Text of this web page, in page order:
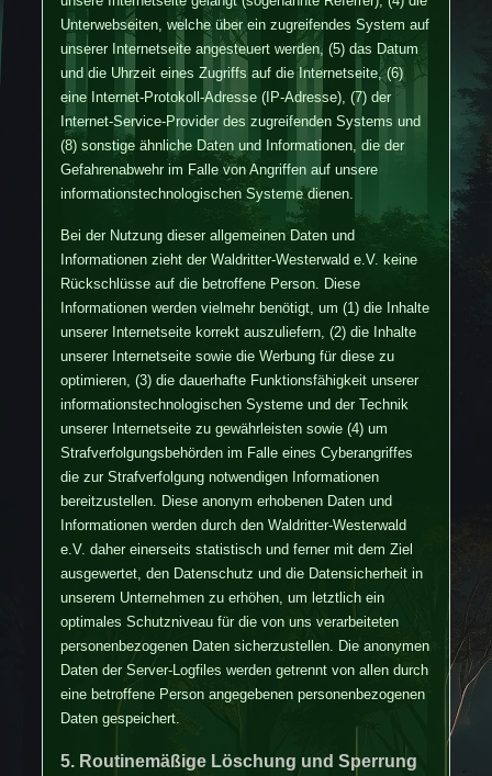
Unterwebseiten, welche über ein zugreifendes System auf
unserer Internetseite angesteuert werden, (5) das Datum
und die Uhrzeit eines Zugriffs auf die Internetseite, (6)
eine Internet-Protokoll-Adresse (IP-Adresse), (7) der
Internet-Service-Provider des zugreifenden Systems und
(8) sonstige ähnliche Daten und Informationen, die der
Gefahrenabwehr im Falle von Angriffen auf unsere
informationstechnologischen Systeme dienen.
Bei der Nutzung dieser allgemeinen Daten und
Informationen zieht der Waldritter-Westerwald e.V. keine
Rückschlüsse auf die betroffene Person. Diese
Informationen werden vielmehr benötigt, um (1) die Inhalte
unserer Internetseite korrekt auszuliefern, (2) die Inhalte
unserer Internetseite sowie die Werbung für diese zu
optimieren, (3) die dauerhafte Funktionsfähigkeit unserer
informationstechnologischen Systeme und der Technik
unserer Internetseite zu gewährleisten sowie (4) um
Strafverfolgungsbehörden im Falle eines Cyberangriffes
die zur Strafverfolgung notwendigen Informationen
bereitzustellen. Diese anonym erhobenen Daten und
Informationen werden durch den Waldritter-Westerwald
e.V. daher einerseits statistisch und ferner mit dem Ziel
ausgewertet, den Datenschutz und die Datensicherheit in
unserem Unternehmen zu erhöhen, um letztlich ein
optimales Schutzniveau für die von uns verarbeiteten
personenbezogenen Daten sicherzustellen. Die anonymen
Daten der Server-Logfiles werden getrennt von allen durch
eine betroffene Person angegebenen personenbezogenen
Daten gespeichert.
5. Routinemäßige Löschung und Sperrung